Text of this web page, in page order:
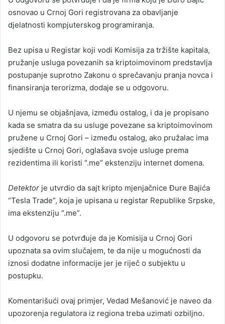
osnovao u Crnoj Gori registrovana za obavljanje
djelatnosti kompjuterskog programiranja.
Bez upisa u Registar koji vodi Komisija za tržište kapitala,
pružanje usluga povezanih sa kriptoimovinom predstavlja
postupanje suprotno Zakonu o sprečavanju pranja novca i
finansiranja terorizma, dodaje se u odgovoru.
U njemu se objašnjava, između ostalog, i da je propisano
kada se smatra da su usluge povezane sa kriptoimovinom
pružene u Crnoj Gori – između ostalog, ako pružalac ima
sjedište u Crnoj Gori, oglašava svoje usluge prema
rezidentima ili koristi “.me” ekstenziju internet domena.
Detektor je utvrdio da sajt kripto mjenjačnice Đure Bajića
“Tesla Trade”, koja je upisana u registar Republike Srpske,
ima ekstenziju “.me”.
U odgovoru se potvrđuje da je Komisija u Crnoj Gori
upoznata sa ovim slučajem, te da nije u mogućnosti da
iznosi dodatne informacije jer je riječ o subjektu u
postupku.
Komentarišući ovaj primjer, Vedad Mešanović je naveo da
upozorenja regulatora iz regiona treba uzimati ozbiljno.